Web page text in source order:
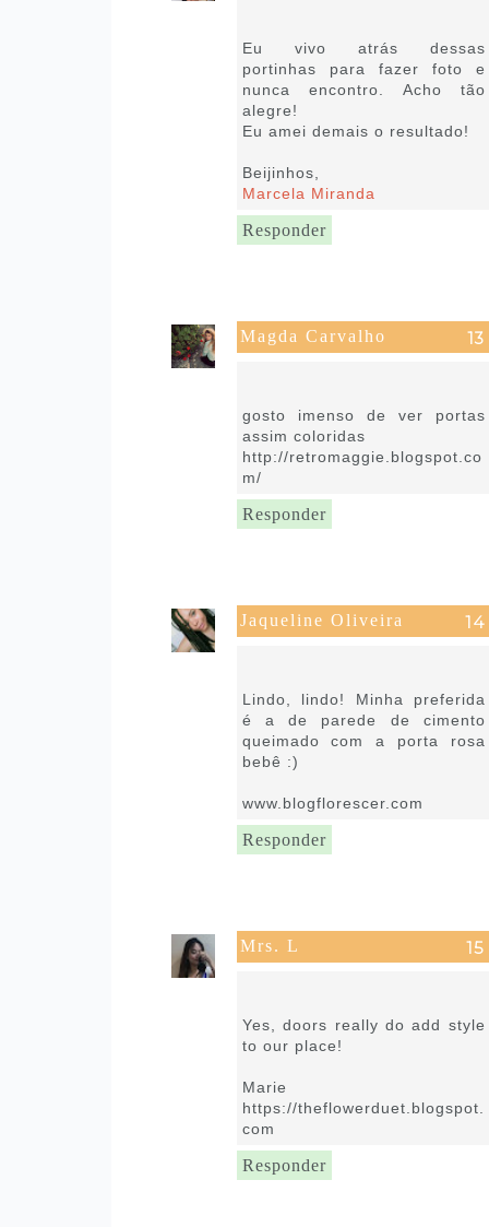
Eu vivo atrás dessas
portinhas para fazer foto e
nunca encontro. Acho tão
alegre!
Eu amei demais o resultado!
Beijinhos,
Marcela Miranda
Responder
Magda Carvalho
gosto imenso de ver portas
assim coloridas
http://retromaggie.blogspot.co
m/
Responder
Jaqueline Oliveira
Lindo, lindo! Minha preferida
é a de parede de cimento
queimado com a porta rosa
bebê :)
www.blogflorescer.com
Responder
Mrs. L
Yes, doors really do add style
to our place!
Marie
https://theflowerduet.blogspot.
com
Responder